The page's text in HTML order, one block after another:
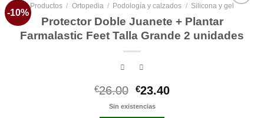
-10%
lista de
deseos
Productos / Ortopedia / Podología y calzados / Silicona y gel
Protector Doble Juanete + Plantar
Farmalastic Feet Talla Grande 2 unidades
€26.00 El
precio
€23.40El
Sin existencias